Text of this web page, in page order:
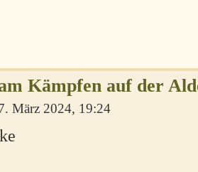
Kämpfen auf der
März 2024, 19:24